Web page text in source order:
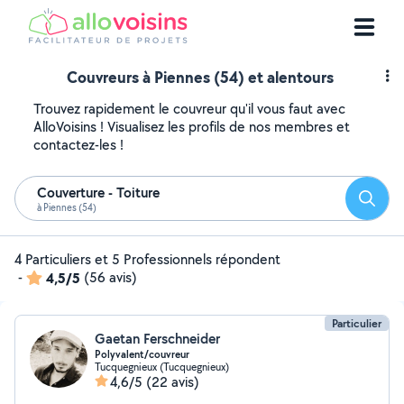
Couvreurs à Piennes (54) et alentours
Trouvez rapidement le couvreur qu'il vous faut avec
AlloVoisins ! Visualisez les profils de nos membres et
contactez-les !
Couverture - Toiture
à Piennes (54)
4 Particuliers et 5 Professionnels répondent
-
4,5/5 (56 avis)
Particulier
Gaetan Ferschneider
Polyvalent/couvreur
Tucquegnieux (Tucquegnieux)
4,6/5 (22 avis)